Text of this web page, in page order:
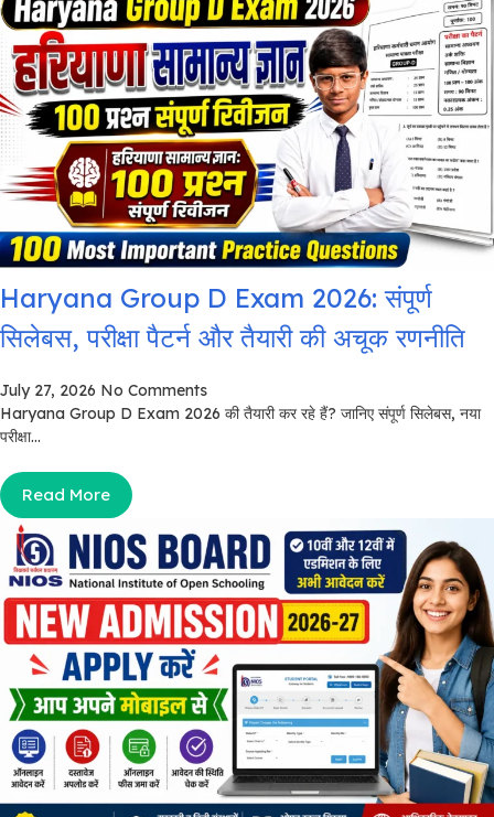
Haryana Group D Exam 2026: संपूर्ण
सिलेबस, परीक्षा पैटर्न और तैयारी की अचूक रणनीति
July 27, 2026 No Comments
Haryana Group D Exam 2026 की तैयारी कर रहे हैं? जानिए संपूर्ण सिलेबस, नया
परीक्षा...
Read More